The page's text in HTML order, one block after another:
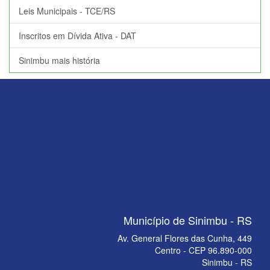
Leis Municipais - TCE/RS
Inscritos em Dívida Ativa - DAT
Sinimbu mais história
Município de Sinimbu - RS
Av. General Flores das Cunha, 449
Centro - CEP 96.890-000
Sinimbu - RS